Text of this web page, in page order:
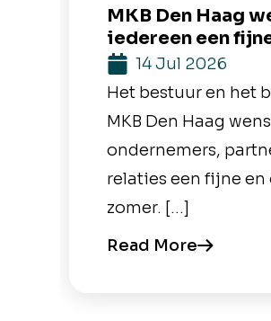
MKB Den Haag
iedereen een
14 Jul 2026
Het bestuur en het
MKB Den Haag
ondernemers,
relaties een fijne
zomer. […]
Read More